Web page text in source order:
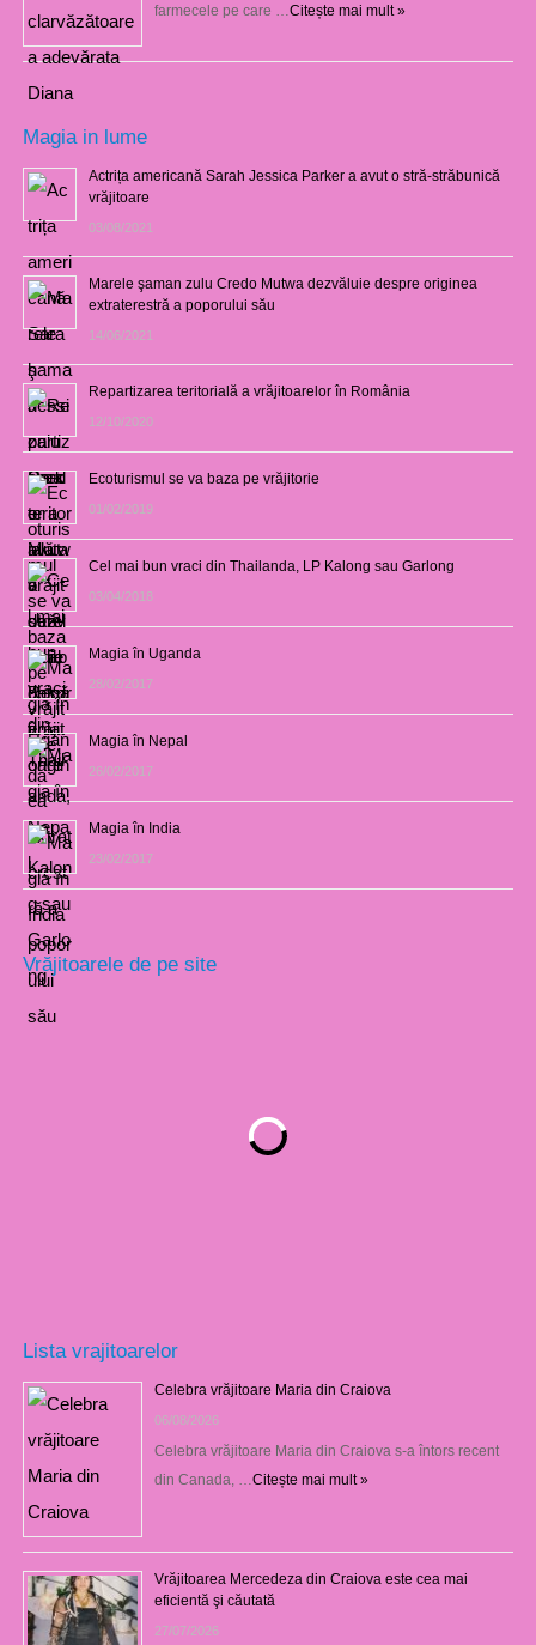
farmecele pe care … Citește mai mult »
Magia in lume
Actrița americană Sarah Jessica Parker a avut o stră-străbunică
vrăjitoare
03/08/2021
Marele şaman zulu Credo Mutwa dezvăluie despre originea
extraterestră a poporului său
14/06/2021
Repartizarea teritorială a vrăjitoarelor în România
12/10/2020
Ecoturismul se va baza pe vrăjitorie
01/02/2019
Cel mai bun vraci din Thailanda, LP Kalong sau Garlong
03/04/2018
Magia în Uganda
28/02/2017
Magia în Nepal
26/02/2017
Magia în India
23/02/2017
Vrăjitoarele de pe site
Lista vrajitoarelor
Celebra vrăjitoare Maria din Craiova
06/08/2026
Celebra vrăjitoare Maria din Craiova s-a întors recent
din Canada, … Citește mai mult »
Vrăjitoarea Mercedeza din Craiova este cea mai
eficientă şi căutată
27/07/2026